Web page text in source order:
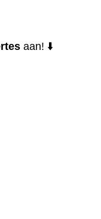
aan! ⬇️